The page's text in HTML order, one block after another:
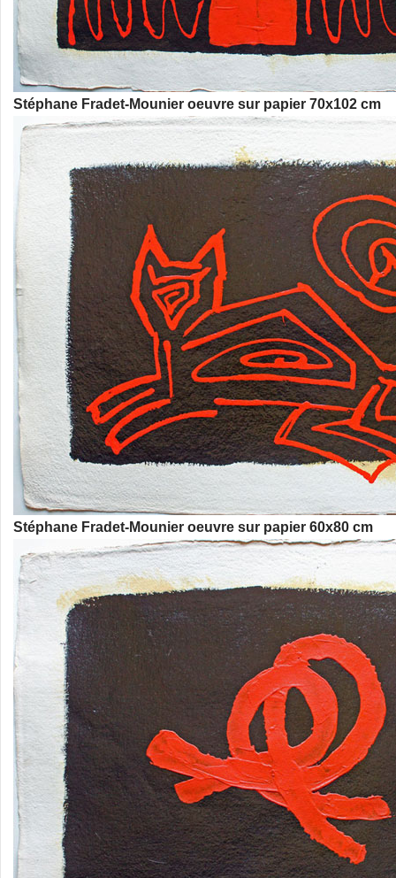
Stéphane Fradet-Mounier oeuvre sur papier 70x102 cm
Stéphane Fradet-Mounier oeuvre sur papier 60x80 cm